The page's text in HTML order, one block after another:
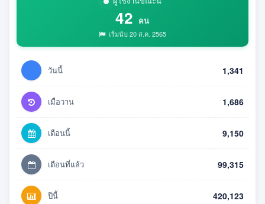
42 คน
เริ่มนับ 20 ส.ค. 2565
วันนี้ 1,341
เมื่อวาน 1,686
เดือนนี้ 9,150
เดือนที่แล้ว 99,315
ปีนี้ 420,123